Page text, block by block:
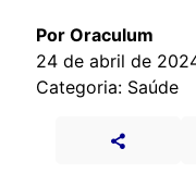
Por Oraculum
24 de abril de
Categoria: Saúde